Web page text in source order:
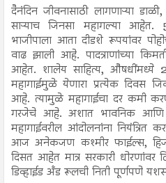
दैनंदिन जीवनासाठी लागणाऱ्या
साऱ्याच जिनसा महागल्या
भाजीपाला आता दीडशे रूपयांवर
वाढ झाली आहे. पादत्राणांच्या
आहेत. शालेय साहित्य,
महागाईमुळे येणारा प्रत्येक दिवस
आहे. त्यामुळे महागाईचा दर कमी
गरजेचे आहे. अशात भावनिक आणि
महागाईवरील आंदोलनांना
आज अनेकजण कश्मीर फाईल्स,
दिसत आहेत मात्र सरकारी धोरणांवर
डिव्हाईड अँड रूलची निती पूर्णपणे